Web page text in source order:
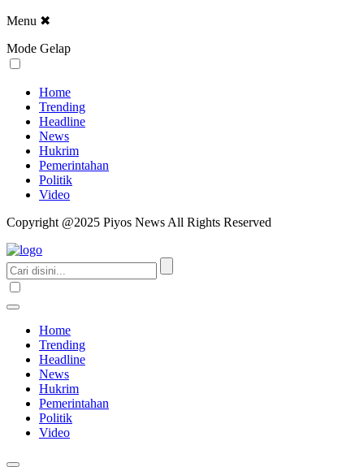
Menu ✖
Mode Gelap
Home
Trending
Headline
News
Hukrim
Pemerintahan
Politik
Video
Copyright @2025 Piyos News All Rights Reserved
Home
Trending
Headline
News
Hukrim
Pemerintahan
Politik
Video